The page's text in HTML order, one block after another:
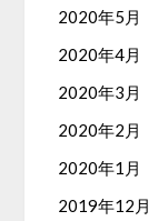
2020年5月
2020年4月
2020年3月
2020年2月
2020年1月
2019年12月